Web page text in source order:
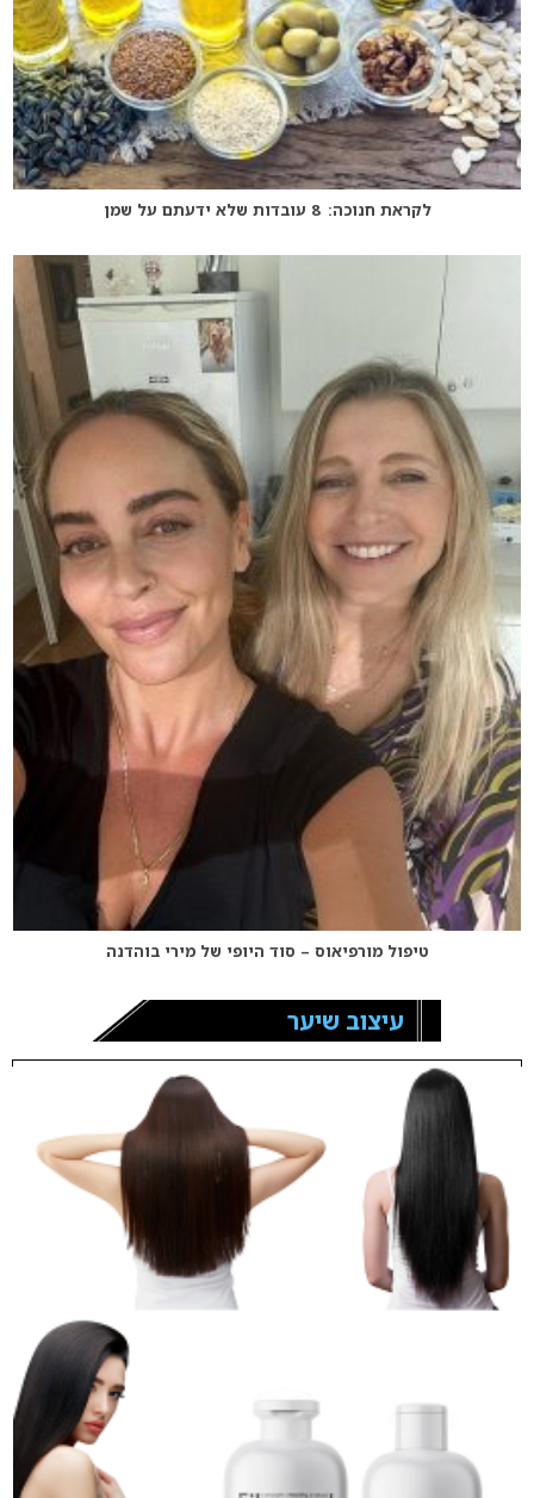
לקראת חנוכה: 8 עובדות שלא ידעתם על שמן
טיפול מורפיאוס – סוד היופי של מירי בוהדנה
עיצוב שיער